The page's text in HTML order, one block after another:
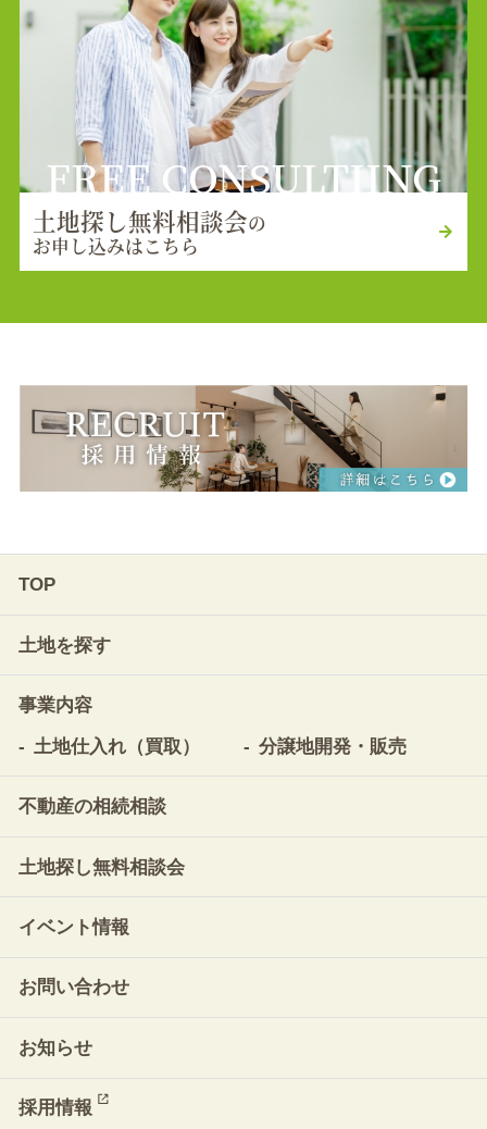
FREE CONSULTIING
土地探し無料相談会の
お申し込みはこちら
TOP
土地を探す
事業内容
土地仕入れ（買取）
分譲地開発・販売
不動産の相続相談
土地探し無料相談会
イベント情報
お問い合わせ
お知らせ
採用情報